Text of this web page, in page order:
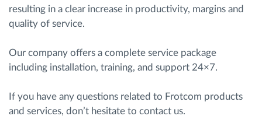
resulting in a clear increase in productivity, margins and
quality of service.
Our company offers a complete service package
including installation, training, and support 24×7.
If you have any questions related to Frotcom products
and services, don’t hesitate to contact us.